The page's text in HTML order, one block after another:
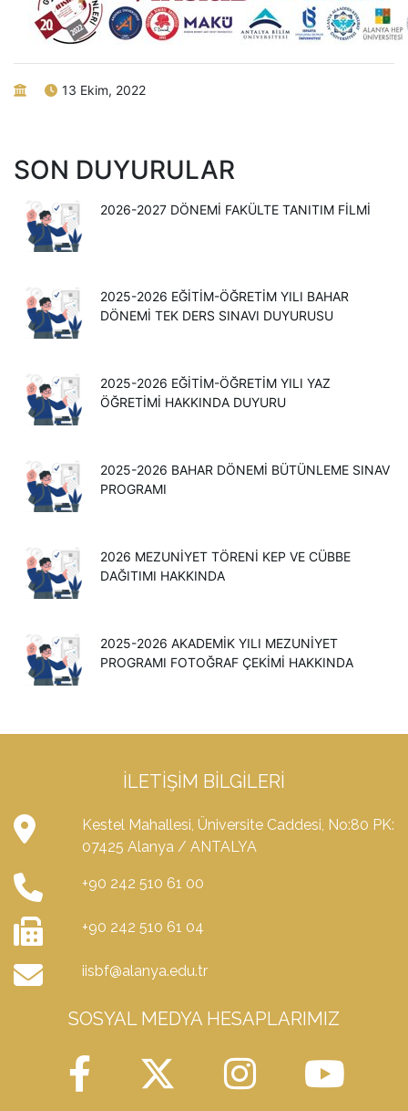
13 Ekim, 2022
SON DUYURULAR
2026-2027 DÖNEMİ FAKÜLTE TANITIM FİLMİ
2025-2026 EĞITIM-ÖĞRETIM YILI BAHAR
DÖNEMI TEK DERS SINAVI DUYURUSU
2025-2026 EĞİTİM-ÖĞRETİM YILI YAZ
ÖĞRETİMİ HAKKINDA DUYURU
2025-2026 BAHAR DÖNEMİ BÜTÜNLEME SINAV
PROGRAMI
2026 MEZUNIYET TÖRENI KEP VE CÜBBE
DAĞITIMI HAKKINDA
2025-2026 AKADEMIK YILI MEZUNIYET
PROGRAMI FOTOĞRAF ÇEKIMI HAKKINDA
İLETIŞIM BILGILERI
Kestel Mahallesi, Üniversite Caddesi, No:80 PK:
07425 Alanya / ANTALYA
+90 242 510 61 00
+90 242 510 61 04
iisbf@alanya.edu.tr
SOSYAL MEDYA HESAPLARIMIZ